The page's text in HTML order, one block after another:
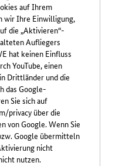
auf Ihrem
wir Ihre Einwilligung,
die „Aktivieren“-
Aufliegers
hat keinen Einfluss
YouTube, einen
Drittländer und die
das Google-
Sie sich auf
privacy über die
von Google. Wenn Sie
Google übermitteln
nicht
nutzen.